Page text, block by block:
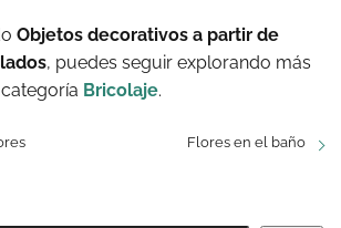
Objetos decorativos a partir de
, puedes seguir explorando más
Bricolaje.
Flores en el baño